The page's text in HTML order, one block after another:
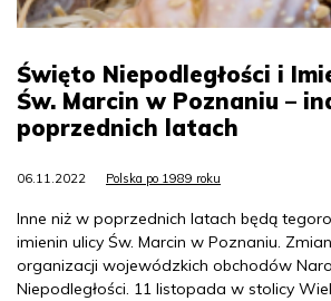
Święto Niepodległości i
Św. Marcin w Poznaniu –
poprzednich latach
06.11.2022 Polska po 1989 roku
Inne niż w poprzednich latach będą
imienin ulicy Św. Marcin w Poznaniu.
organizacji wojewódzkich obchodów
Niepodległości. 11 listopada w stolicy